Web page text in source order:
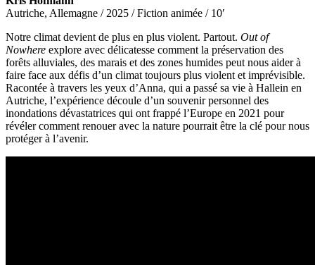
Autriche, Allemagne / 2025 / Fiction animée / 10′
Notre climat devient de plus en plus violent. Partout. Out of
Nowhere explore avec délicatesse comment la préservation des
forêts alluviales, des marais et des zones humides peut nous aider à
faire face aux défis d’un climat toujours plus violent et imprévisible.
Racontée à travers les yeux d’Anna, qui a passé sa vie à Hallein en
Autriche, l’expérience découle d’un souvenir personnel des
inondations dévastatrices qui ont frappé l’Europe en 2021 pour
révéler comment renouer avec la nature pourrait être la clé pour nous
protéger à l’avenir.